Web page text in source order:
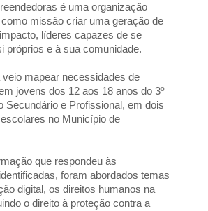
é uma organização
missão criar uma geração de
líderes capazes de se
próprios e à sua comunidade.
veio mapear necessidades de
jovens dos 12 aos 18 anos do 3º
Secundário e Profissional, em dois
no Município de
que respondeu às
foram abordados temas
digital, os direitos humanos na
o direito à proteção contra a